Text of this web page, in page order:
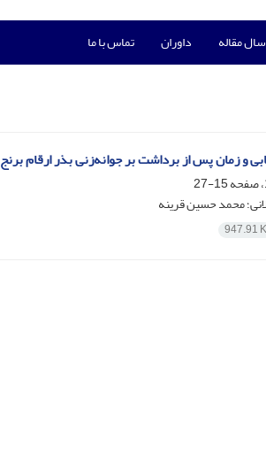
مقاله داوران تماس با ما
و زمان پس از برداشت بر جوانه‌زنی بذر ارقام برنج
15-27
محمد حسین قرینه
947.91 K